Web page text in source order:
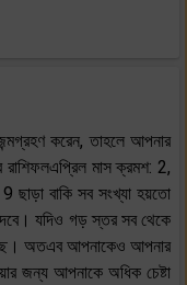
করেন, তাহলে আপনার
মাস ক্রমশ: 2,
ছাড়া বাকি সব সংখ্যা হয়তো
যদিও গড় স্তর সব থেকে
অতএব আপনাকেও আপনার
জন্য আপনাকে অধিক চেষ্টা